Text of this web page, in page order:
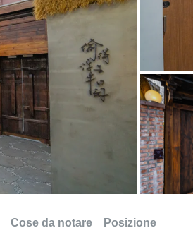
Cose da notare Posizione